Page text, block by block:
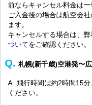
前ならキャンセル料金は
ご入金後の場合は航空会
ます。
キャンセルする場合は、弊
ついてをご確認ください。
札幌(新千歳)空港発〜
飛行時間は約2時間15
ください。